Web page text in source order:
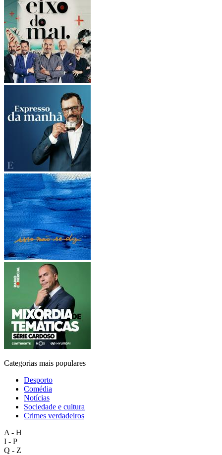
Categorias mais populares
Desporto
Comédia
Notícias
Sociedade e cultura
Crimes verdadeiros
A - H
I - P
Q - Z